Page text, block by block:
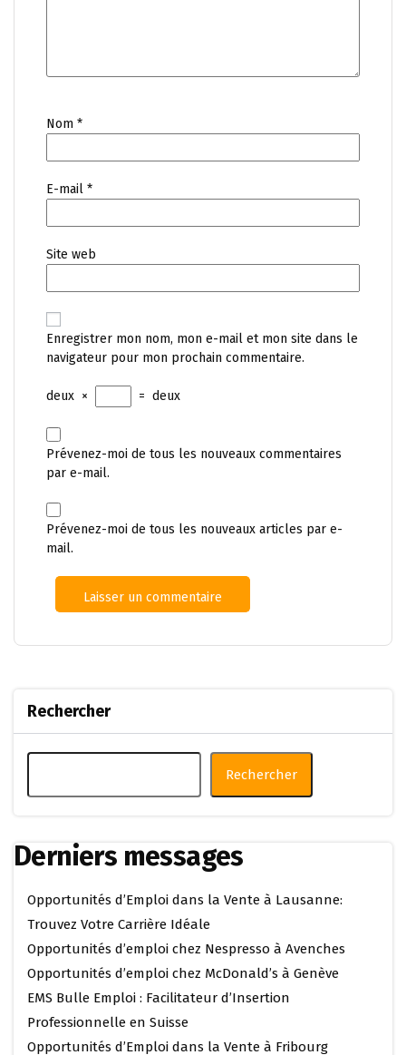
Nom *
E-mail *
Site web
Enregistrer mon nom, mon e-mail et mon site dans le
navigateur pour mon prochain commentaire.
deux × = deux
Prévenez-moi de tous les nouveaux commentaires
par e-mail.
Prévenez-moi de tous les nouveaux articles par e-
mail.
Rechercher
Rechercher
Derniers messages
Opportunités d’Emploi dans la Vente à Lausanne:
Trouvez Votre Carrière Idéale
Opportunités d’emploi chez Nespresso à Avenches
Opportunités d’emploi chez McDonald’s à Genève
EMS Bulle Emploi : Facilitateur d’Insertion
Professionnelle en Suisse
Opportunités d’Emploi dans la Vente à Fribourg